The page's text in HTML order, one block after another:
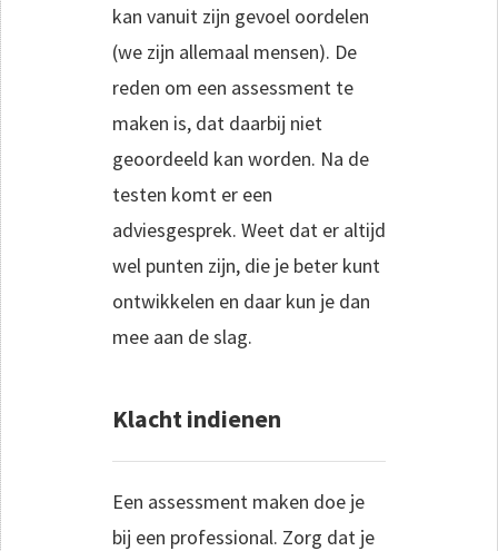
kan vanuit zijn gevoel oordelen
(we zijn allemaal mensen). De
reden om een assessment te
maken is, dat daarbij niet
geoordeeld kan worden. Na de
testen komt er een
adviesgesprek. Weet dat er altijd
wel punten zijn, die je beter kunt
ontwikkelen en daar kun je dan
mee aan de slag.
Klacht indienen
Een assessment maken doe je
bij een professional. Zorg dat je